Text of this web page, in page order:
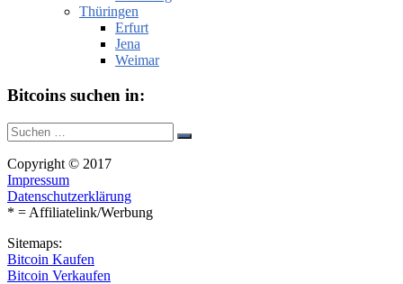
Thüringen
Erfurt
Jena
Weimar
Bitcoins suchen in:
Suche
nach:
Suchen
Copyright © 2017
Impressum
Datenschutzerklärung
* = Affiliatelink/Werbung
Sitemaps:
Bitcoin Kaufen
Bitcoin Verkaufen